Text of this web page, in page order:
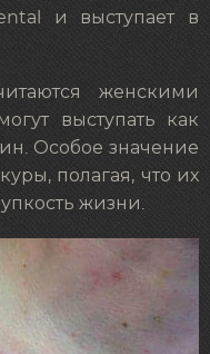
и выступает в
женскими
выступать как
Особое значение
полагая, что их
жизни.